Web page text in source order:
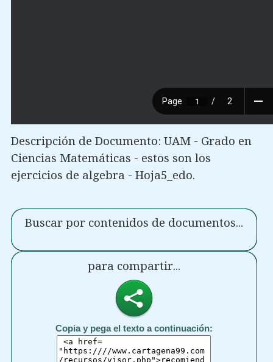
Descripción de Documento: UAM - Grado en
Ciencias Matemáticas - estos son los
ejercicios de algebra - Hoja5_edo.
Buscar por contenidos de documentos...
para compartir...
Copia y pega el texto a continuación: